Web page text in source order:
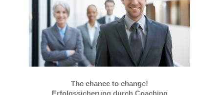
The chance to change!
Erfolgssicherung durch Coaching